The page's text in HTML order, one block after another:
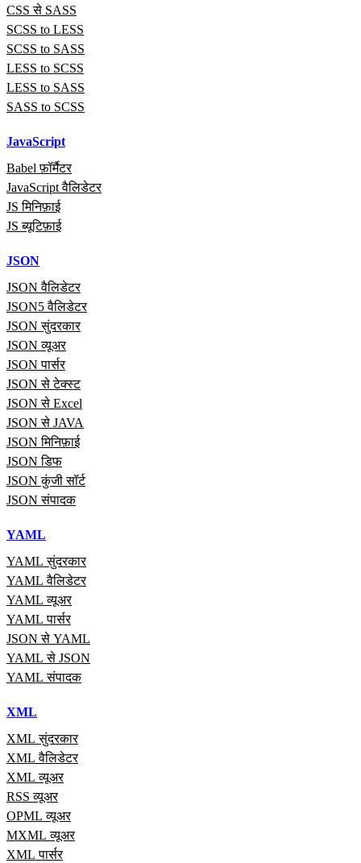
CSS से SASS
SCSS to LESS
SCSS to SASS
LESS to SCSS
LESS to SASS
SASS to SCSS
JavaScript
Babel फ़ॉर्मैटर
JavaScript वैलिडेटर
JS मिनिफ़ाई
JS ब्यूटिफ़ाई
JSON
JSON वैलिडेटर
JSON5 वैलिडेटर
JSON सुंदरकार
JSON व्यूअर
JSON पार्सर
JSON से टेक्स्ट
JSON से Excel
JSON से JAVA
JSON मिनिफ़ाई
JSON डिफ
JSON कुंजी सॉर्ट
JSON संपादक
YAML
YAML सुंदरकार
YAML वैलिडेटर
YAML व्यूअर
YAML पार्सर
JSON से YAML
YAML से JSON
YAML संपादक
XML
XML सुंदरकार
XML वैलिडेटर
XML व्यूअर
RSS व्यूअर
OPML व्यूअर
MXML व्यूअर
XML पार्सर